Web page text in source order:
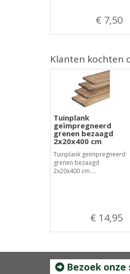
€ 7,50
Klanten kochten
Tuinplank
geïmpregneerd
grenen bezaagd
2x20x400 cm
Tuinplank geïmpregneerd
grenen bezaagd
2x20x400 cm....
€ 14,95
Bezoek